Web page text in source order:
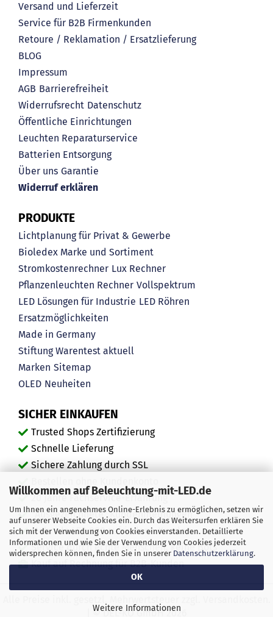
Willkommen auf Beleuchtung-mit-LED.de
Um Ihnen ein angenehmes Online-Erlebnis zu ermöglichen, setzen wir
auf unserer Webseite Cookies ein. Durch das Weitersurfen erklären Sie
sich mit der Verwendung von Cookies einverstanden. Detaillierte
Informationen und wie Sie der Verwendung von Cookies jederzeit
widersprechen können, finden Sie in unserer Datenschutzerklärung.
OK
Weitere Informationen
Versand und Lieferzeit
Service für B2B Firmenkunden
Retoure / Reklamation / Ersatzlieferung
BLOG
Impressum
AGB Barrierefreiheit
Widerrufsrecht Datenschutz
Öffentliche Einrichtungen
Leuchten Reparaturservice
Batterien Entsorgung
Über uns Garantie
Widerruf erklären
PRODUKTE
Lichtplanung für Privat & Gewerbe
Bioledex Marke und Sortiment
Stromkostenrechner Lux Rechner
Pflanzenleuchten Rechner Vollspektrum
LED Lösungen für Industrie LED Röhren
Ersatzmöglichkeiten
Made in Germany
Stiftung Warentest aktuell
Marken Sitemap
OLED Neuheiten
SICHER EINKAUFEN
Trusted Shops Zertifizierung
Schnelle Lieferung
Sichere Zahlung durch SSL
20 Jahre Fachservice-Erfahrung
"Ausgezeichnete" Kundenmeinungen
Mehr als 450.000 zufriedene Kunden
Service durch echte Menschen, keine Bots
Kauf auf Rechnung für B2B-Kunden
| © DEL-KO GmbH 2026